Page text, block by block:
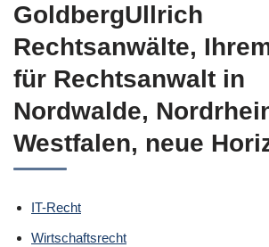
GoldbergUllrich
Rechtsanwälte,
für Rechtsanwalt in
Nordwalde,
Westfalen, neue
IT-Recht
Wirtschaftsrecht